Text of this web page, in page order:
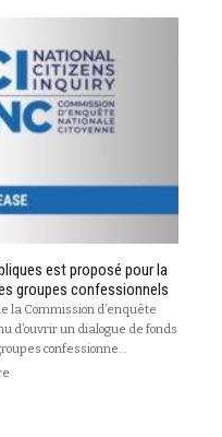
est proposé pour la
groupes confessionnels
la Commission d’enquête
d’ouvrir un dialogue de fonds
confessionne…